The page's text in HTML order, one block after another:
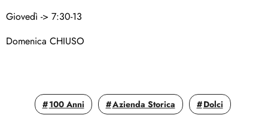
Giovedì -> 7:30-13
Domenica CHIUSO
100 Anni Azienda Storica Dolci